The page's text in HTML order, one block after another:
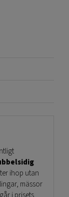
ihop utan
mässor